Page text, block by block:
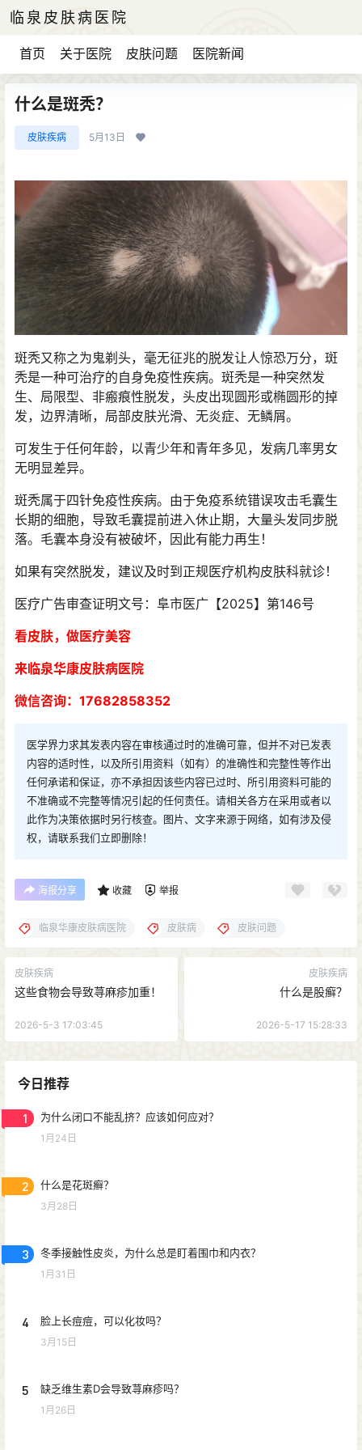
临泉皮肤病医院
首页 关于医院 皮肤问题 医院新闻
什么是斑秃？
皮肤疾病 5月13日
斑秃又称之为鬼剃头，毫无征兆的脱发让人惊恐万分，斑
秃是一种可治疗的自身免疫性疾病。斑秃是一种突然发
生、局限型、非瘢痕性脱发，头皮出现圆形或椭圆形的掉
发，边界清晰，局部皮肤光滑、无炎症、无鳞屑。
可发生于任何年龄，以青少年和青年多见，发病几率男女
无明显差异。
斑秃属于四针免疫性疾病。由于免疫系统错误攻击毛囊生
长期的细胞，导致毛囊提前进入休止期，大量头发同步脱
落。毛囊本身没有被破坏，因此有能力再生！
如果有突然脱发，建议及时到正规医疗机构皮肤科就诊！
医疗广告审查证明文号：阜市医广【2025】第146号
看皮肤，做医疗美容
来临泉华康皮肤病医院
微信咨询：17682858352
医学界力求其发表内容在审核通过时的准确可靠，但并不对已发表
内容的适时性，以及所引用资料（如有）的准确性和完整性等作出
任何承诺和保证，亦不承担因该些内容已过时、所引用资料可能的
不准确或不完整等情况引起的任何责任。请相关各方在采用或者以
此作为决策依据时另行核查。图片、文字来源于网络，如有涉及侵
权，请联系我们立即删除！
海报分享 收藏 举报
临泉华康皮肤病医院 皮肤病 皮肤问题
皮肤疾病
这些食物会导致荨麻疹加重！
2026-5-3 17:03:45
皮肤疾病
什么是股癣？
2026-5-17 15:28:33
今日推荐
1 为什么闭口不能乱挤？应该如何应对？
1月24日
2 什么是花斑癣？
3月28日
3 冬季接触性皮炎，为什么总是盯着围巾和内衣？
1月31日
4 脸上长痘痘，可以化妆吗？
3月15日
5 缺乏维生素D会导致荨麻疹吗？
1月26日